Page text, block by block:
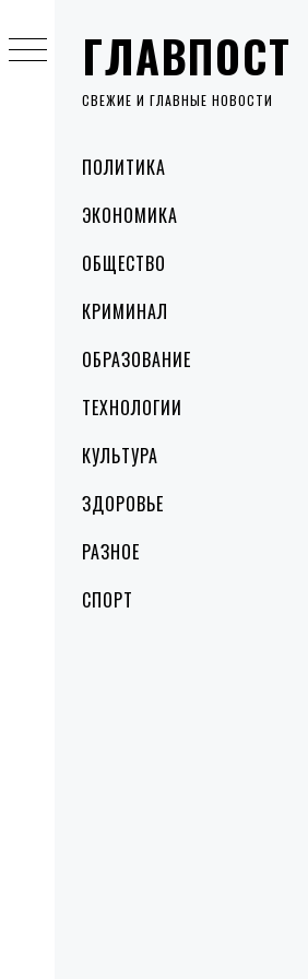
ГЛАВПОСТ
СВЕЖИЕ И ГЛАВНЫЕ НОВОСТИ
MenuПОЛИТИКА
ЭКОНОМИКА
ОБЩЕСТВО
КРИМИНАЛ
ОБРАЗОВАНИЕ
ТЕХНОЛОГИИ
КУЛЬТУРА
ЗДОРОВЬЕ
РАЗНОЕ
СПОРТ
to
content